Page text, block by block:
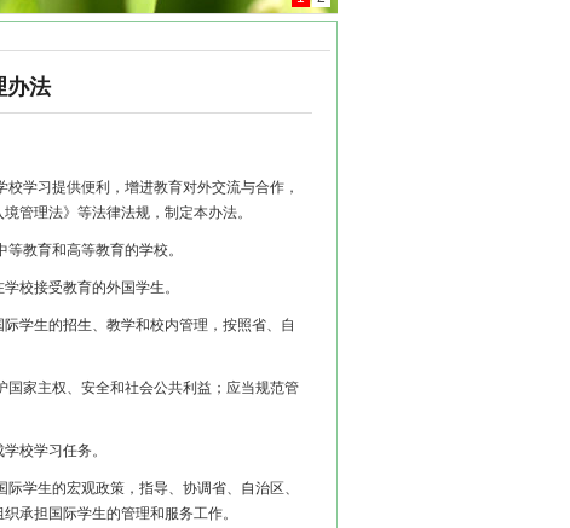
办法
学习提供便利，增进教育对外交流与合作，
管理法》等法律法规，制定本办法。
教育和高等教育的学校。
校接受教育的外国学生。
学生的招生、教学和校内管理，按照省、自
家主权、安全和社会公共利益；应当规范管
校学习任务。
学生的宏观政策，指导、协调省、自治区、
承担国际学生的管理和服务工作。